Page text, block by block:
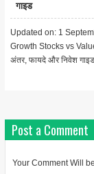
गाइड
on: 1
Stocks vs Value
फायदे और निवेश गाइड ...
Post a Comment
Your Comment Will